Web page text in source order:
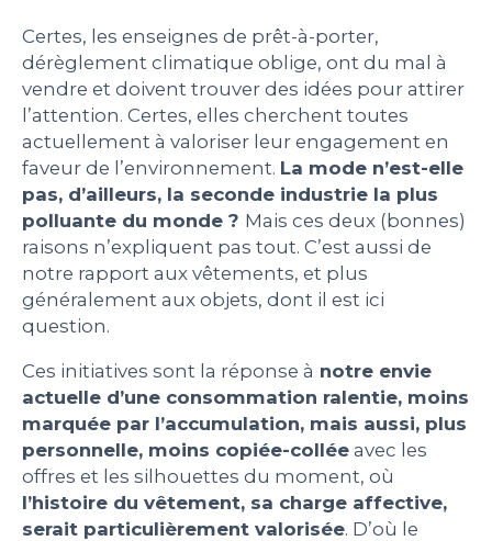
Certes, les enseignes de prêt-à-porter,
dérèglement climatique oblige, ont du mal à
vendre et doivent trouver des idées pour attirer
l’attention. Certes, elles cherchent toutes
actuellement à valoriser leur engagement en
faveur de l’environnement. La mode n’est-elle
pas, d’ailleurs, la seconde industrie la plus
polluante du monde ? Mais ces deux (bonnes)
raisons n’expliquent pas tout. C’est aussi de
notre rapport aux vêtements, et plus
généralement aux objets, dont il est ici
question.
Ces initiatives sont la réponse à notre envie
actuelle d’une consommation ralentie, moins
marquée par l’accumulation, mais aussi, plus
personnelle, moins copiée-collée avec les
offres et les silhouettes du moment, où
l’histoire du vêtement, sa charge affective,
serait particulièrement valorisée. D’où le